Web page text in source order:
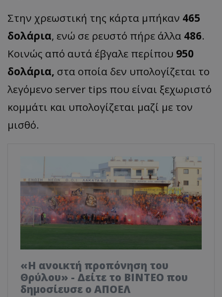
Στην χρεωστική της κάρτα μπήκαν 465
δολάρια, ενώ σε ρευστό πήρε άλλα 486.
Κοινώς από αυτά έβγαλε περίπου 950
δολάρια, στα οποία δεν υπολογίζεται το
λεγόμενο server tips που είναι ξεχωριστό
κομμάτι και υπολογίζεται μαζί με τον
μισθό.
«Η ανοικτή προπόνηση του
Θρύλου» - Δείτε το ΒΙΝΤΕΟ που
δημοσίευσε ο ΑΠΟΕΛ